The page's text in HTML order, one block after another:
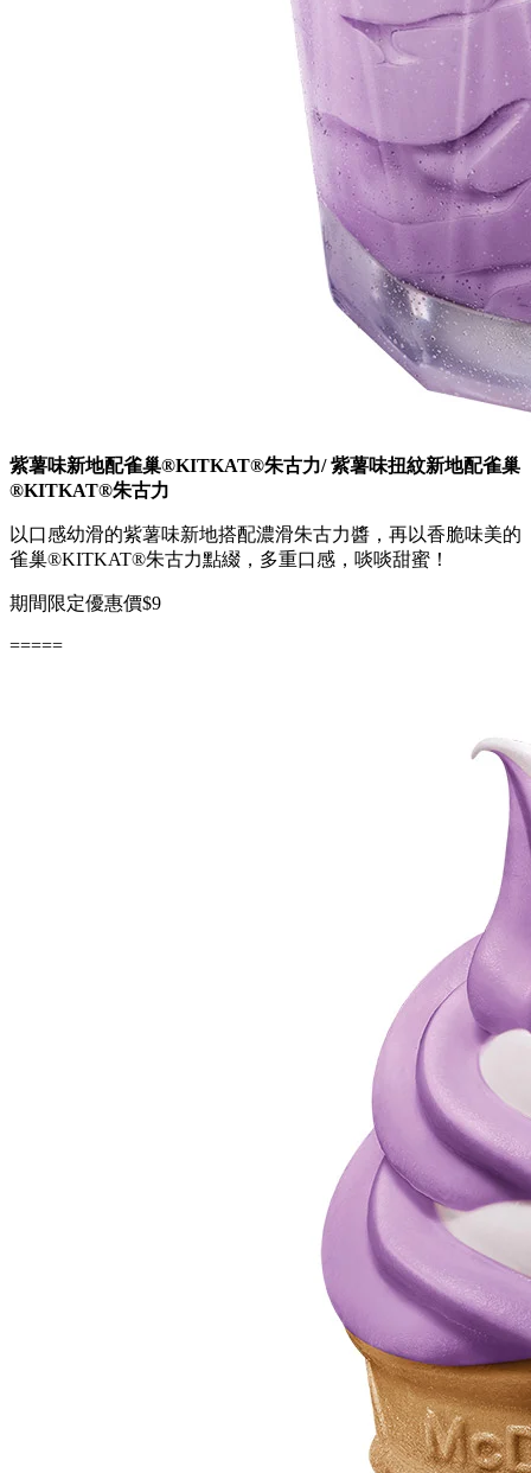
紫薯味新地配雀巢®KITKAT®朱古力/ 紫薯味扭紋新地配雀巢
®KITKAT®朱古力
以口感幼滑的紫薯味新地搭配濃滑朱古力醬，再以香脆味美的
雀巢®KITKAT®朱古力點綴，多重口感，啖啖甜蜜！
期間限定優惠價$9
=====